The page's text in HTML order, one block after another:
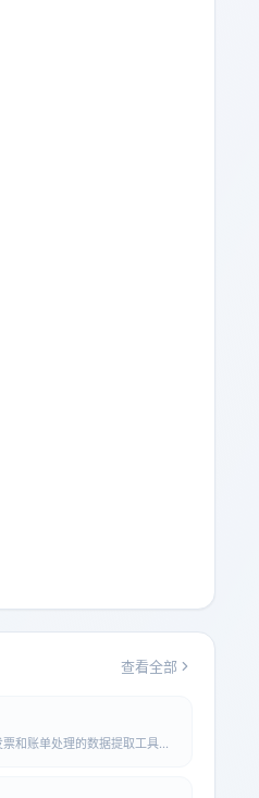
查看全部
和账单处理的数据提取工具，